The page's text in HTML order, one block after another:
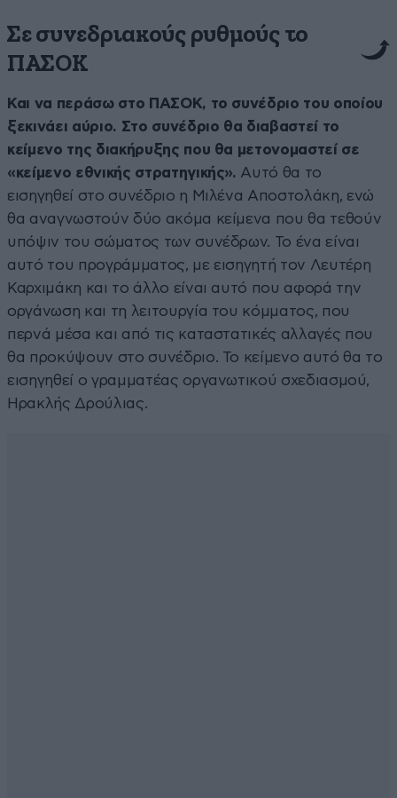
Σε συνεδριακούς ρυθμούς το
ΠΑΣΟΚ
Και να περάσω στο ΠΑΣΟΚ, το συνέδριο του οποίου
ξεκινάει αύριο. Στο συνέδριο θα διαβαστεί το
κείμενο της διακήρυξης που θα μετονομαστεί σε
«κείμενο εθνικής στρατηγικής». Αυτό θα το
εισηγηθεί στο συνέδριο η Μιλένα Αποστολάκη, ενώ
θα αναγνωστούν δύο ακόμα κείμενα που θα τεθούν
υπόψιν του σώματος των συνέδρων. Το ένα είναι
αυτό του προγράμματος, με εισηγητή τον Λευτέρη
Καρχιμάκη και το άλλο είναι αυτό που αφορά την
οργάνωση και τη λειτουργία του κόμματος, που
περνά μέσα και από τις καταστατικές αλλαγές που
θα προκύψουν στο συνέδριο. Το κείμενο αυτό θα το
εισηγηθεί ο γραμματέας οργανωτικού σχεδιασμού,
Ηρακλής Δρούλιας.